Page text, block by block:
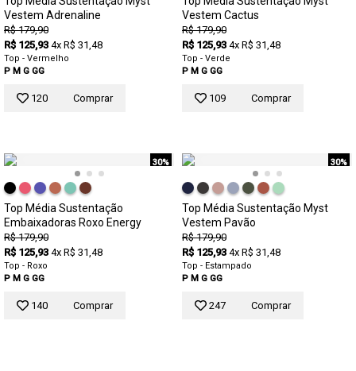
Vestem Adrenaline
R$ 179,90
R$ 125,93 4x R$ 31,48
Top - Vermelho
P M G GG
120 Comprar
Vestem Cactus
R$ 179,90
R$ 125,93 4x R$ 31,48
Top - Verde
P M G GG
109 Comprar
30%
Top Média Sustentação
Embaixadoras Roxo Energy
R$ 179,90
R$ 125,93 4x R$ 31,48
Top - Roxo
P M G GG
140 Comprar
30%
Top Média Sustentação Myst
Vestem Pavão
R$ 179,90
R$ 125,93 4x R$ 31,48
Top - Estampado
P M G GG
247 Comprar